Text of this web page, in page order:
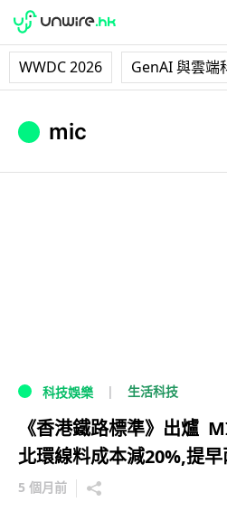
WWDC 2026 GenAI 與雲端
mic
科技娛樂 生活科技
《香港鐵路標準》出爐
北環線料成本減20%,提
5 個月前